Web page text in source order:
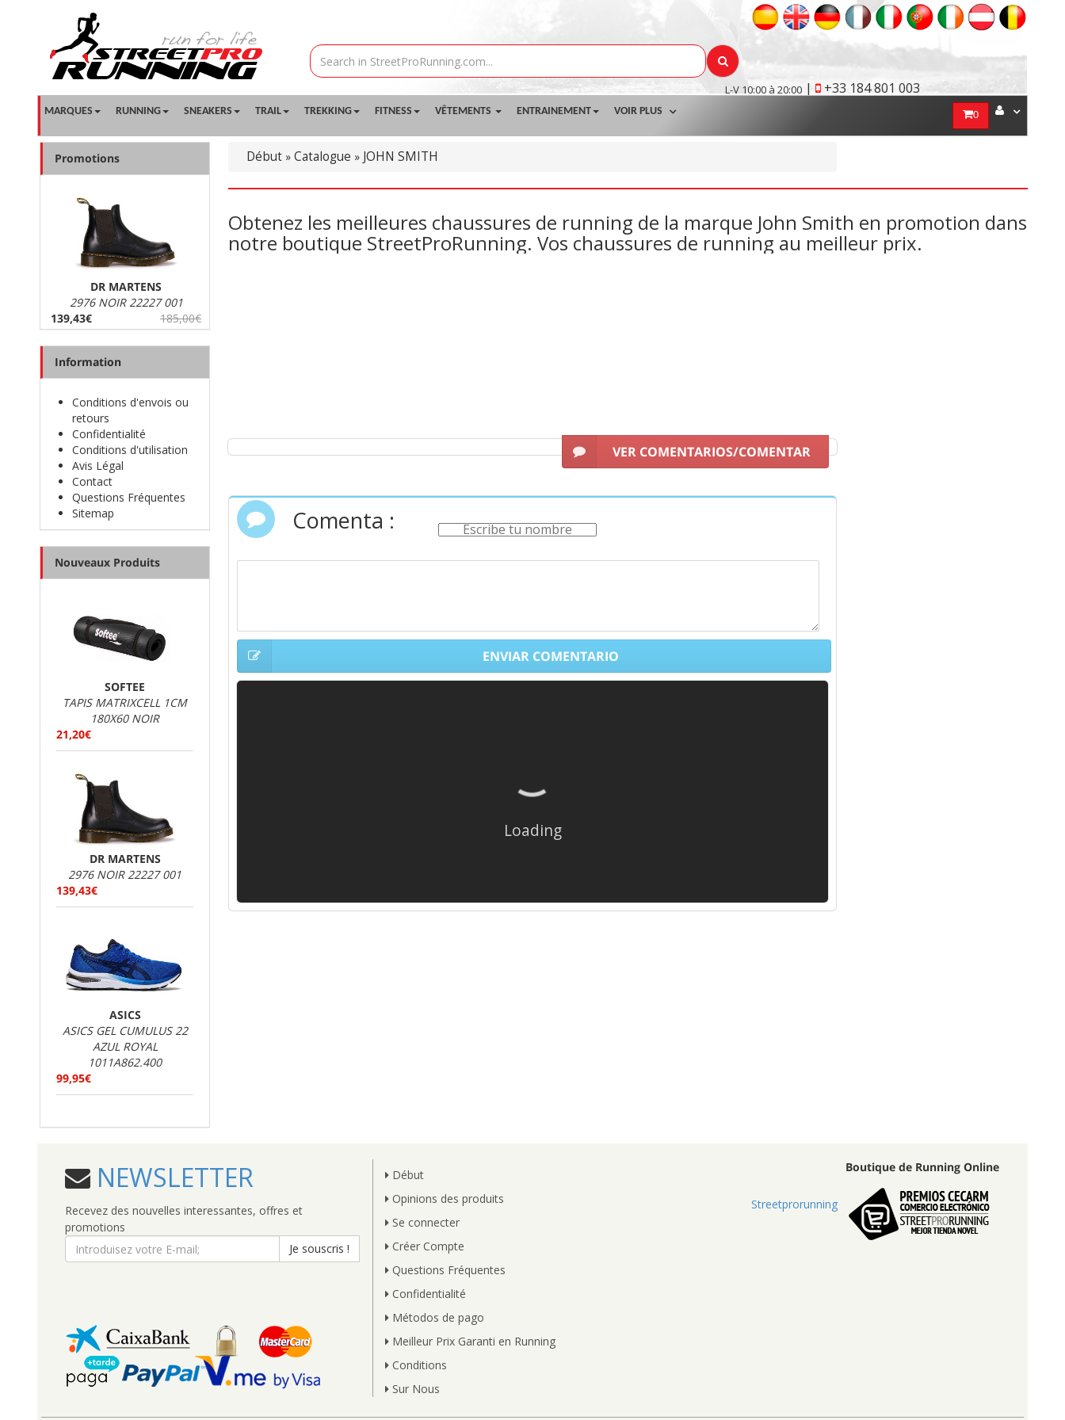
L-V 10:00 à 20:00 | +33 184 801 003
MARQUES RUNNING SNEAKERS TRAIL TREKKING FITNESS VÊTEMENTS ENTRAINEMENT VOIR PLUS 0
Début » Catalogue » JOHN SMITH
Obtenez les meilleures chaussures de running de la marque John Smith en promotion dans
notre boutique StreetProRunning. Vos chaussures de running au meilleur prix.
VER COMENTARIOS/COMENTAR
Comenta :
ENVIAR COMENTARIO
Loading
Promotions
DR MARTENS
2976 NOIR 22227 001
139,43€
185,00€
Information
Conditions d'envois ou
retours
Confidentialité
Conditions d'utilisation
Avis Légal
Contact
Questions Fréquentes
Sitemap
Nouveaux Produits
SOFTEE
TAPIS MATRIXCELL 1CM
180X60 NOIR
21,20€
DR MARTENS
2976 NOIR 22227 001
139,43€
ASICS
ASICS GEL CUMULUS 22
AZUL ROYAL
1011A862.400
99,95€
NEWSLETTER
Recevez des nouvelles interessantes, offres et
promotions
Je souscris !
Début
Opinions des produits
Se connecter
Créer Compte
Questions Fréquentes
Confidentialité
Métodos de pago
Meilleur Prix Garanti en Running
Conditions
Sur Nous
Boutique de Running Online
Streetprorunning